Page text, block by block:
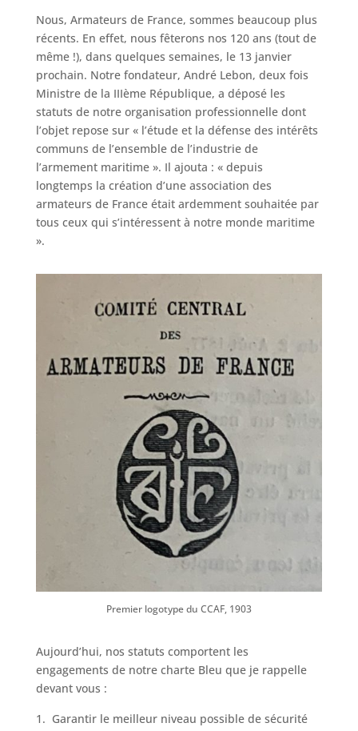
Nous, Armateurs de France, sommes beaucoup plus
récents. En effet, nous fêterons nos 120 ans (tout de
même !), dans quelques semaines, le 13 janvier
prochain. Notre fondateur, André Lebon, deux fois
Ministre de la IIIème République, a déposé les
statuts de notre organisation professionnelle dont
l’objet repose sur « l’étude et la défense des intérêts
communs de l’ensemble de l’industrie de
l’armement maritime ». Il ajouta : « depuis
longtemps la création d’une association des
armateurs de France était ardemment souhaitée par
tous ceux qui s’intéressent à notre monde maritime
».
Premier logotype du CCAF, 1903
Aujourd’hui, nos statuts comportent les
engagements de notre charte Bleu que je rappelle
devant vous :
Garantir le meilleur niveau possible de sécurité